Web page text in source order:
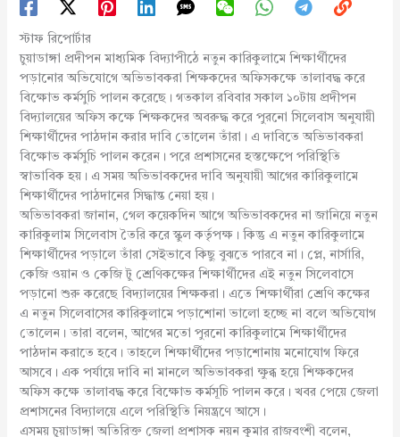
স্টাফ রিপোর্টার
চুয়াডাঙ্গা প্রদীপন মাধ্যমিক বিদ্যাপীঠে নতুন কারিকুলামে শিক্ষার্থীদের
পড়ানোর অভিযোগে অভিভাবকরা শিক্ষকদের অফিসকক্ষে তালাবদ্ধ করে
বিক্ষোভ কর্মসুচি পালন করেছে। গতকাল রবিবার সকাল ১০টায় প্রদীপন
বিদ্যালয়ের অফিস কক্ষে শিক্ষকদের অবরুদ্ধ করে পুরনো সিলেবাস অনুযায়ী
শিক্ষার্থীদের পাঠদান করার দাবি তোলেন তাঁরা। এ দাবিতে অভিভাবকরা
বিক্ষোভ কর্মসুচি পালন করেন। পরে প্রশাসনের হস্তক্ষেপে পরিস্থিতি
স্বাভাবিক হয়। এ সময় অভিভাবকদের দাবি অনুযায়ী আগের কারিকুলামে
শিক্ষার্থীদের পাঠদানের সিদ্ধান্ত নেয়া হয়।
অভিভাবকরা জানান, গেল কয়েকদিন আগে অভিভাবকদের না জানিয়ে নতুন
কারিকুলাম সিলেবাস তৈরি করে স্কুল কর্তৃপক্ষ। কিন্তু এ নতুন কারিকুলামে
শিক্ষার্থীদের পড়ালে তাঁরা সেইভাবে কিছু বুঝতে পারবে না। প্লে, নার্সারি,
কেজি ওয়ান ও কেজি টু শ্রেণিকক্ষের শিক্ষার্থীদের এই নতুন সিলেবাসে
পড়ানো শুরু করেছে বিদ্যালয়ের শিক্ষকরা। এতে শিক্ষার্থীরা শ্রেণি কক্ষের
এ নতুন সিলেবাসের কারিকুলামে পড়াশোনা ভালো হচ্ছে না বলে অভিযোগ
তোলেন। তারা বলেন, আগের মতো পুরনো কারিকুলামে শিক্ষার্থীদের
পাঠদান করাতে হবে। তাহলে শিক্ষার্থীদের পড়াশোনায় মনোযোগ ফিরে
আসবে। এক পর্যায়ে দাবি না মানলে অভিভাবকরা ক্ষুব্ধ হয়ে শিক্ষকদের
অফিস কক্ষে তালাবদ্ধ করে বিক্ষোভ কর্মসূচি পালন করে। খবর পেয়ে জেলা
প্রশাসনের বিদ্যালয়ে এলে পরিস্থিতি নিয়ন্ত্রণে আসে।
এসময় চুয়াডাঙ্গা অতিরিক্ত জেলা প্রশাসক নয়ন কুমার রাজবংশী বলেন,